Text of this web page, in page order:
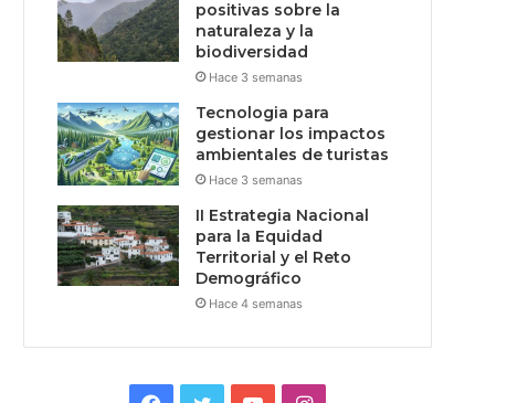
positivas sobre la
naturaleza y la
biodiversidad
Hace 3 semanas
Tecnologia para
gestionar los impactos
ambientales de turistas
Hace 3 semanas
II Estrategia Nacional
para la Equidad
Territorial y el Reto
Demográfico
Hace 4 semanas